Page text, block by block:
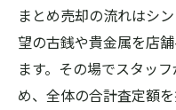
まとめ売却の流れはシ
望の古銭や貴金属を店
ます。その場でスタッ
め、全体の合計査定額